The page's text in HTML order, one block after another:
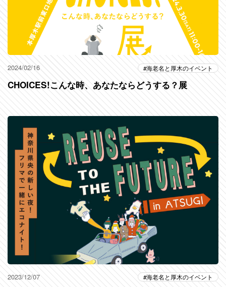
2024/02/16 海老名と厚木のイベント
CHOICES!こんな時、あなたならどうする？展
2023/12/07 海老名と厚木のイベント